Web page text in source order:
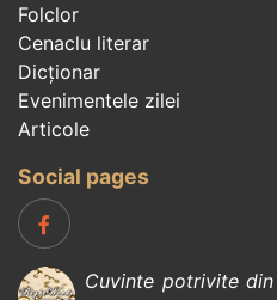
Folclor
Cenaclu literar
Dicționar
Evenimentele zilei
Articole
Social pages
Cuvinte potrivite